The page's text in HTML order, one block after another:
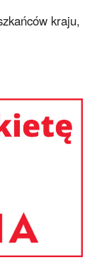
kraju,